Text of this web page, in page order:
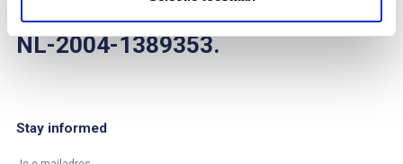
NL-2004-1389353.
Stay informed